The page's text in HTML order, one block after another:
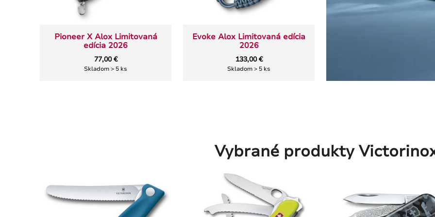
Pioneer X Alox Limitovaná
edícia 2026
77,00 €
Skladom > 5 ks
Evoke Alox Limitovaná edícia
2026
133,00 €
Skladom > 5 ks
Vybrané produkty